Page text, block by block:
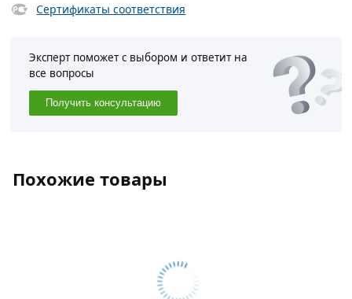
Сертификаты соответствия
Эксперт поможет с выбором и ответит на
все вопросы
Получить консультацию
Похожие товары